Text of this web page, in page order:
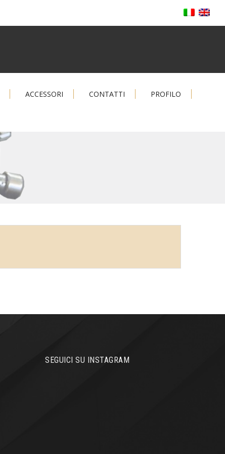
ACCESSORI CONTATTI
PROFILO
SEGUICI SU INSTAGRAM